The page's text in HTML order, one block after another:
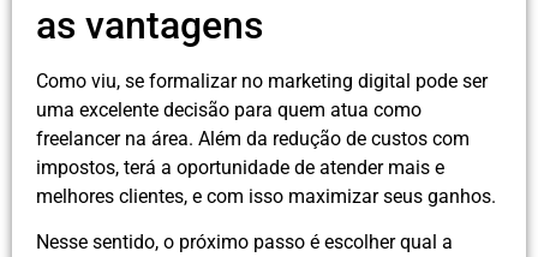
as vantagens
Como viu, se formalizar no marketing digital pode ser
uma excelente decisão para quem atua como
freelancer na área. Além da redução de custos com
impostos, terá a oportunidade de atender mais e
melhores clientes, e com isso maximizar seus ganhos.
Nesse sentido, o próximo passo é escolher qual a